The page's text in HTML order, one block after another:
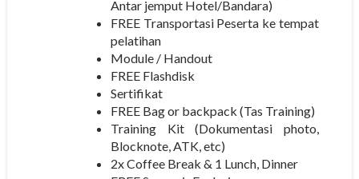
Antar jemput Hotel/Bandara)
FREE Transportasi Peserta ke tempat
pelatihan
Module / Handout
FREE Flashdisk
Sertifikat
FREE Bag or backpack (Tas Training)
Training Kit (Dokumentasi photo,
Blocknote, ATK, etc)
2x Coffee Break & 1 Lunch, Dinner